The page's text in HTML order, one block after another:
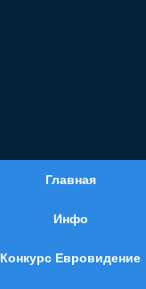
Главная
Инфо
Конкурс Евровидение